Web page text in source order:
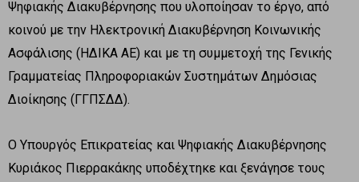
Ψηφιακής Διακυβέρνησης που υλοποίησαν το έργο, από
κοινού με την Ηλεκτρονική Διακυβέρνηση Κοινωνικής
Ασφάλισης (ΗΔΙΚΑ ΑΕ) και με τη συμμετοχή της Γενικής
Γραμματείας Πληροφοριακών Συστημάτων Δημόσιας
Διοίκησης (ΓΓΠΣΔΔ).
Ο Υπουργός Επικρατείας και Ψηφιακής Διακυβέρνησης
Κυριάκος Πιερρακάκης υποδέχτηκε και ξενάγησε τους